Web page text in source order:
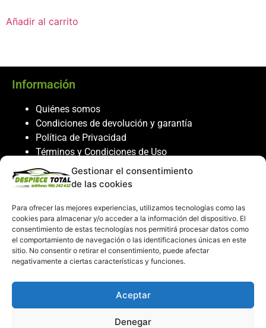
Gestionar el consentimiento
de las cookies
Para ofrecer las mejores experiencias, utilizamos tecnologías como las
cookies para almacenar y/o acceder a la información del dispositivo. El
consentimiento de estas tecnologías nos permitirá procesar datos como
el comportamiento de navegación o las identificaciones únicas en este
sitio. No consentir o retirar el consentimiento, puede afectar
negativamente a ciertas características y funciones.
Aceptar
Denegar
Añadir al carrito
Información
Quiénes somos
Condiciones de devolución y garantía
Política de Privacidad
Términos y Condiciones de Uso
Política de Cookies
Servicio al cliente
Contacto
986 243 432
608 867 074
recambiosdespiecetotal@gmail.com
Mi cuenta
Mi Cuenta